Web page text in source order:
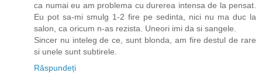
ca numai eu am problema cu durerea intensa de la pensat.
Eu pot sa-mi smulg 1-2 fire pe sedinta, nici nu ma duc la
salon, ca oricum n-as rezista. Uneori imi da si sangele.
Sincer nu inteleg de ce, sunt blonda, am fire destul de rare
si unele sunt subtirele.
Răspundeți